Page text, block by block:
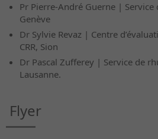
Pr Pierre-André Guerne |
Genève
Dr Sylvie Revaz | Centre
CRR, Sion
Dr Pascal Zufferey | Service de
Lausanne.
Flyer